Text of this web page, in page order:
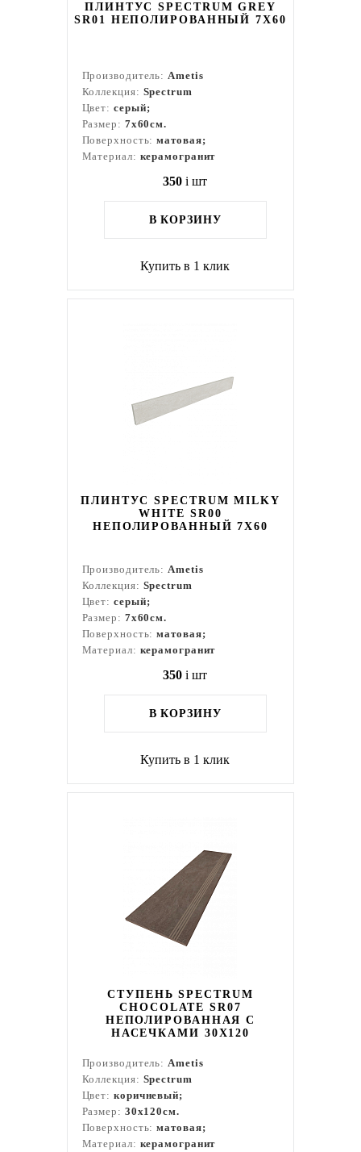
ПЛИНТУС SPECTRUM GREY
SR01 НЕПОЛИРОВАННЫЙ 7X60
Производитель:Ametis
Коллекция: Spectrum
Цвет: серый;
Размер: 7x60см.
Поверхность:матовая;
Материал: керамогранит
350 i шт
В КОРЗИНУ
Купить в 1 клик
ПЛИНТУС SPECTRUM MILKY
WHITE SR00
НЕПОЛИРОВАННЫЙ 7X60
Производитель:Ametis
Коллекция: Spectrum
Цвет: серый;
Размер: 7x60см.
Поверхность:матовая;
Материал: керамогранит
350 i шт
В КОРЗИНУ
Купить в 1 клик
СТУПЕНЬ SPECTRUM
CHOCOLATE SR07
НЕПОЛИРОВАННАЯ С
НАСЕЧКАМИ 30X120
Производитель:Ametis
Коллекция: Spectrum
Цвет: коричневый;
Размер: 30x120см.
Поверхность:матовая;
Материал: керамогранит